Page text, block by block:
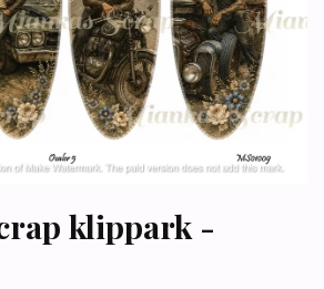
klippark -